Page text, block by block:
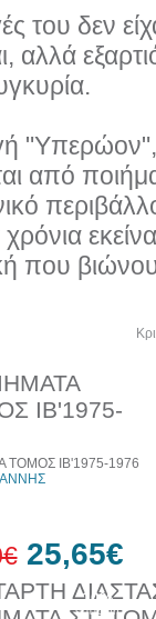
του δεν
αλλά
"Υπερώον",
από
χρόνια
που
10%
έκπτωση
ΤΟΜΟΣ ΙΒ'1975-1976
25,65€